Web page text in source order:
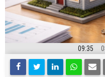
09:35